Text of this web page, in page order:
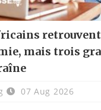
mais trois
07 Aug 2026